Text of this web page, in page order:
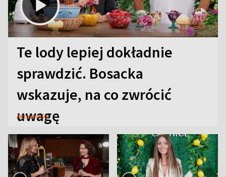
Te lody lepiej dokładnie
sprawdzić. Bosacka
wskazuje, na co zwrócić
uwagę
Aktualności